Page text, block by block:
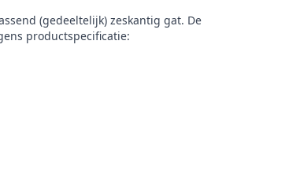
(gedeeltelijk) zeskantig gat. De
productspecificatie: